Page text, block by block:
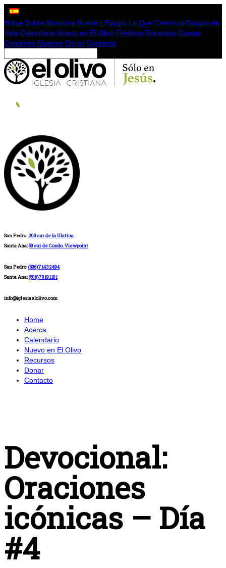
Home Sobre Nosotros Nuestro Equipo Lo Que Creemos Grupos de
Vida Calendario Nuevo en El Olivo Prédicas Recursos Cursos
Congreso Mujeres Donar Contacto
San Pedro: 200 sur de la Ulatina
Santa Ana:50 sur de Condo. Viewpoint
San Pedro:(506)71432494
Santa Ana:(506)70191101
info@iglesiaelolivo.com
Home
Acerca
Calendario
Nuevo en El Olivo
Recursos
Donar
Contacto
Devocional:
Oraciones
icónicas – Día
#4